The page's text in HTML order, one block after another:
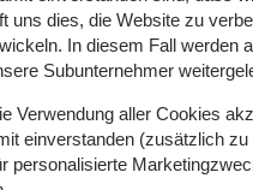
Deutsch und
Check-in
uns dies, die Website zu
In diesem Fall werden
Subunternehmer
Verwendung aller Cookies
einverstanden (zusätzlich
personalisierte